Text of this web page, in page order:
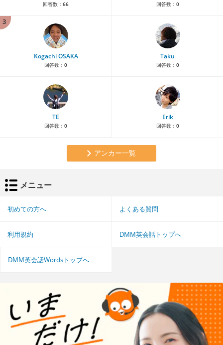
回答数： 66 回答数： 0
3
Kogachi OSAKA
回答数： 0
Taku
回答数： 0
TE
回答数： 0
Erik
回答数： 0
アンカー一覧
メニュー
初めての方へ よくある質問
利用規約 DMM英会話トップへ
DMM英会話Wordsトップへ